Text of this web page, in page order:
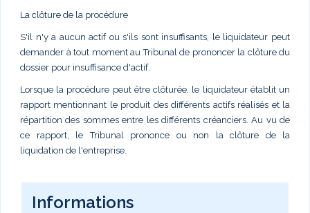
La clôture de la procédure
S'il n'y a aucun actif ou s'ils sont insuffisants, le liquidateur peut
demander à tout moment au Tribunal de prononcer la clôture du
dossier pour insuffisance d'actif.
Lorsque la procédure peut être clôturée, le liquidateur établit un
rapport mentionnant le produit des différents actifs réalisés et la
répartition des sommes entre les différents créanciers. Au vu de
ce rapport, le Tribunal prononce ou non la clôture de la
liquidation de l'entreprise.
Informations